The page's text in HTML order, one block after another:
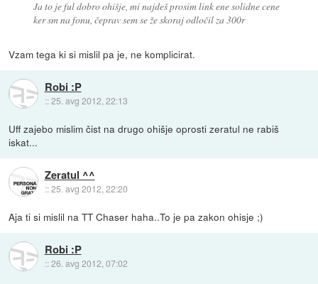
Ja to je ful dobro ohišje, mi najdeš prosim link ene solidne cene
ker sm na fonu, čeprav sem se že skoraj odločil za 300r
Vzam tega ki si mislil pa je, ne komplicirat.
Robi :P
::25. avg 2012, 22:13
Uff zajebo mislim čist na drugo ohišje oprosti zeratul ne rabiš
iskat...
Zeratul ^^
::25. avg 2012, 22:20
Aja ti si mislil na TT Chaser haha..To je pa zakon ohisje ;)
Robi :P
::26. avg 2012, 07:02